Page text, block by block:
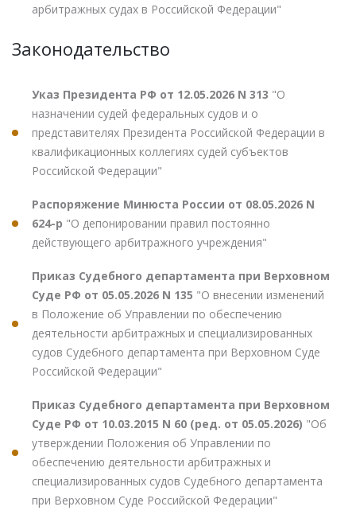
арбитражных судах в Российской Федерации"
Законодательство
Указ Президента РФ от 12.05.2026 N 313 "О
назначении судей федеральных судов и о
представителях Президента Российской Федерации в
квалификационных коллегиях судей субъектов
Российской Федерации"
Распоряжение Минюста России от 08.05.2026 N
624-р "О депонировании правил постоянно
действующего арбитражного учреждения"
Приказ Судебного департамента при Верховном
Суде РФ от 05.05.2026 N 135 "О внесении изменений
в Положение об Управлении по обеспечению
деятельности арбитражных и специализированных
судов Судебного департамента при Верховном Суде
Российской Федерации"
Приказ Судебного департамента при Верховном
Суде РФ от 10.03.2015 N 60 (ред. от 05.05.2026) "Об
утверждении Положения об Управлении по
обеспечению деятельности арбитражных и
специализированных судов Судебного департамента
при Верховном Суде Российской Федерации"